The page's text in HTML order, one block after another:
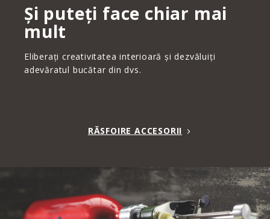
Și puteți face chiar mai
mult
Eliberați creativitatea interioară și dezvăluiți
adevăratul bucătar din dvs.
RĂSFOIRE ACCESORII